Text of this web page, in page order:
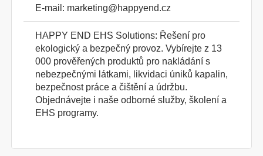
E-mail: marketing@happyend.cz
HAPPY END EHS Solutions: Řešení pro
ekologický a bezpečný provoz. Vybírejte z 13
000 prověřených produktů pro nakládání s
nebezpečnými látkami, likvidaci úniků kapalin,
bezpečnost práce a čištění a údržbu.
Objednávejte i naše odborné služby, školení a
EHS programy.